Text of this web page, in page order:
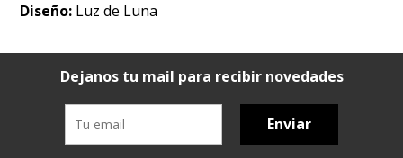
Diseño: Luz de Luna
Dejanos tu mail para recibir novedades
Enviar